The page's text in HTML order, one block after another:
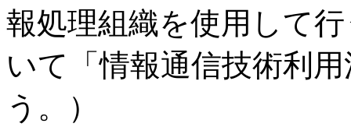
報処理組織を使用して
いて「情報通信技術利
う。）